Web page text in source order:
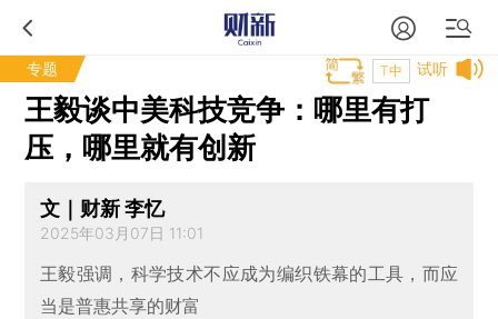
专题 试听
T中
王毅谈中美科技竞争：哪里有打
压，哪里就有创新
文｜财新 李忆
2025年03月07日 11:01
王毅强调，科学技术不应成为编织铁幕的工具，而应
当是普惠共享的财富